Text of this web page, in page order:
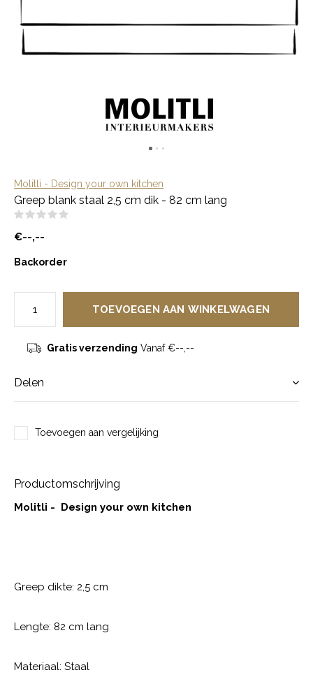
Molitli - Design your own kitchen
Greep blank staal 2,5 cm dik - 82 cm lang
€--,--
Backorder
TOEVOEGEN AAN WINKELWAGEN
Gratis verzending Vanaf €--,--
Delen
Toevoegen aan vergelijking
Productomschrijving
Molitli - Design your own kitchen
Greep dikte: 2,5 cm
Lengte: 82 cm lang
Materiaal: Staal